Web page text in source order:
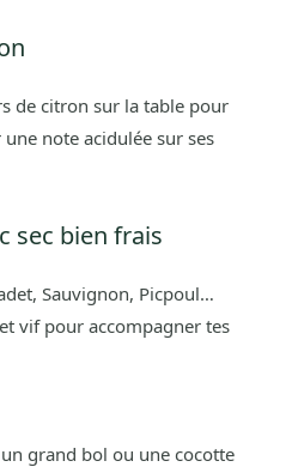
de citron sur la table pour
note acidulée sur ses
sec bien frais
Sauvignon, Picpoul…
vif pour accompagner tes
grand bol ou une cocotte